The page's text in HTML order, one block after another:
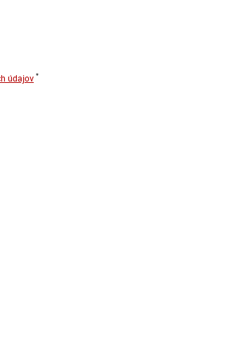
údajov *